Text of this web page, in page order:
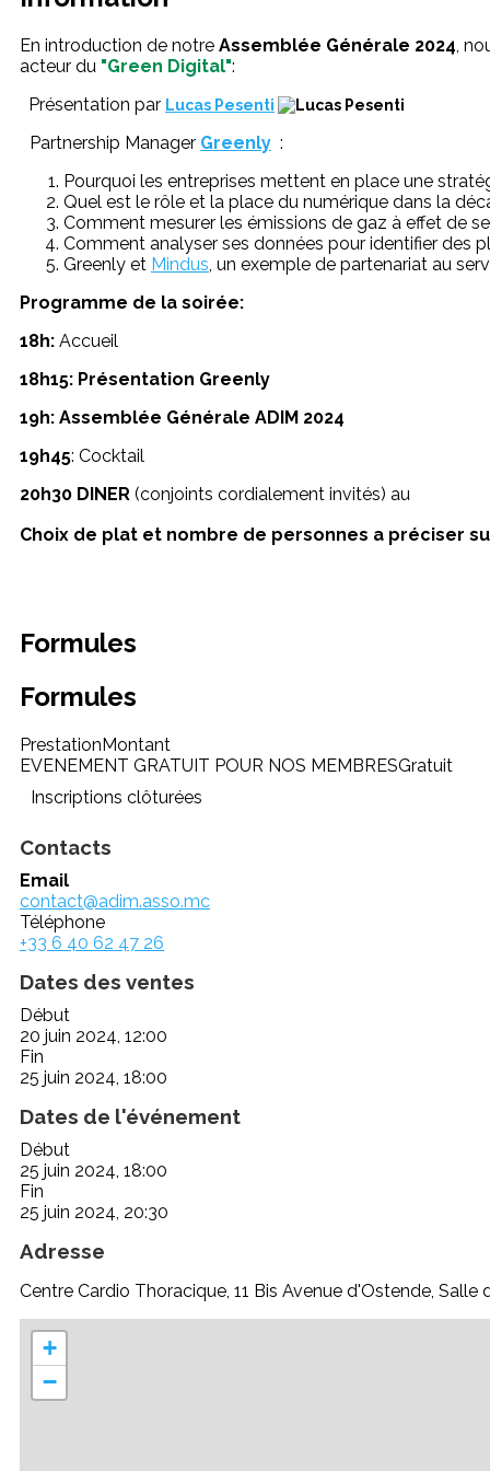
En introduction de notre Assemblée Générale 2024,
acteur du "Green Digital":
Présentation par Lucas Pesenti
Partnership Manager Greenly :
Pourquoi les entreprises mettent en place une
Quel est le rôle et la place du numérique dans la
Comment mesurer les émissions de gaz à effet de
Comment analyser ses données pour identifier des
Greenly et Mindus, un exemple de partenariat au
Programme de la soirée:
18h: Accueil
18h15: Présentation Greenly
19h: Assemblée Générale ADIM 2024
19h45: Cocktail
20h30 DINER (conjoints cordialement invités) au
Choix de plat et nombre de personnes a préciser
Formules
Formules
PrestationMontant
EVENEMENT GRATUIT POUR NOS MEMBRESGratuit
Inscriptions clôturées
Contacts
Email
contact@adim.asso.mc
Téléphone
+33 6 40 62 47 26
Dates des ventes
Début
20 juin 2024, 12:00
Fin
25 juin 2024, 18:00
Dates de l'événement
Début
25 juin 2024, 18:00
Fin
25 juin 2024, 20:30
Adresse
Centre Cardio Thoracique, 11 Bis Avenue d'Ostende,
+
−